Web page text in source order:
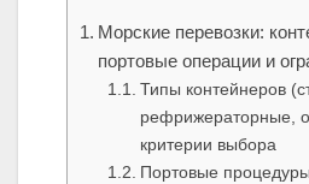
Морские перевозки:
портовые операции и
Типы контейнеров
рефрижераторные,
критерии выбора
Портовые